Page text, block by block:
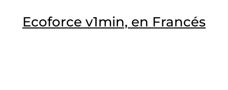
Ecoforce v1min, en Francés